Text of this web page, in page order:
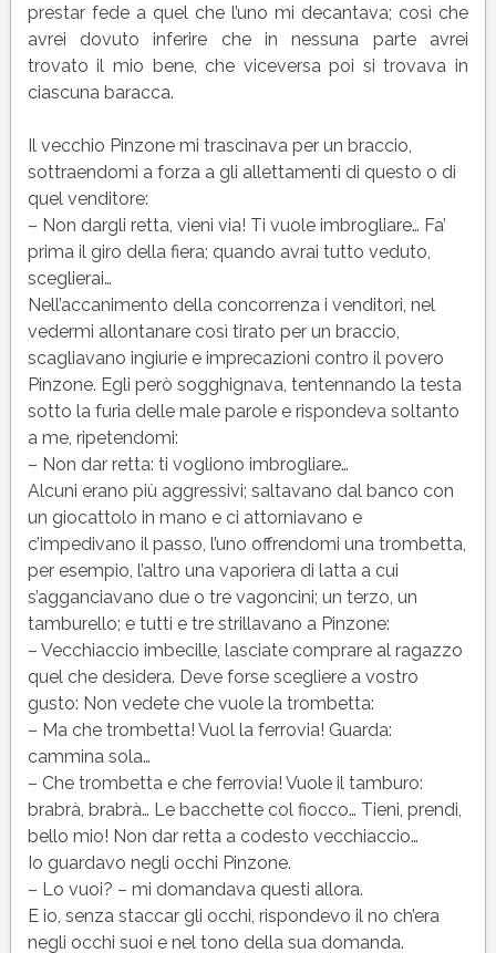
prestar fede a quel che l’uno mi decantava; così che
avrei dovuto inferire che in nessuna parte avrei
trovato il mio bene, che viceversa poi si trovava in
ciascuna baracca.
Il vecchio Pinzone mi trascinava per un braccio,
sottraendomi a forza a gli allettamenti di questo o di
quel venditore:
– Non dargli retta, vieni via! Ti vuole imbrogliare… Fa’
prima il giro della fiera; quando avrai tutto veduto,
sceglierai…
Nell’accanimento della concorrenza i venditori, nel
vedermi allontanare così tirato per un braccio,
scagliavano ingiurie e imprecazioni contro il povero
Pinzone. Egli però sogghignava, tentennando la testa
sotto la furia delle male parole e rispondeva soltanto
a me, ripetendomi:
– Non dar retta: ti vogliono imbrogliare…
Alcuni erano più aggressivi; saltavano dal banco con
un giocattolo in mano e ci attorniavano e
c’impedivano il passo, l’uno offrendomi una trombetta,
per esempio, l’altro una vaporiera di latta a cui
s’agganciavano due o tre vagoncini; un terzo, un
tamburello; e tutti e tre strillavano a Pinzone:
– Vecchiaccio imbecille, lasciate comprare al ragazzo
quel che desidera. Deve forse scegliere a vostro
gusto: Non vedete che vuole la trombetta:
– Ma che trombetta! Vuol la ferrovia! Guarda:
cammina sola…
– Che trombetta e che ferrovia! Vuole il tamburo:
brabrà, brabrà… Le bacchette col fiocco… Tieni, prendi,
bello mio! Non dar retta a codesto vecchiaccio…
Io guardavo negli occhi Pinzone.
– Lo vuoi? – mi domandava questi allora.
E io, senza staccar gli occhi, rispondevo il no ch’era
negli occhi suoi e nel tono della sua domanda.